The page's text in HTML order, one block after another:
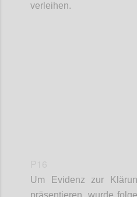
verleihen.
Um Evidenz zur
präsentieren, wurde